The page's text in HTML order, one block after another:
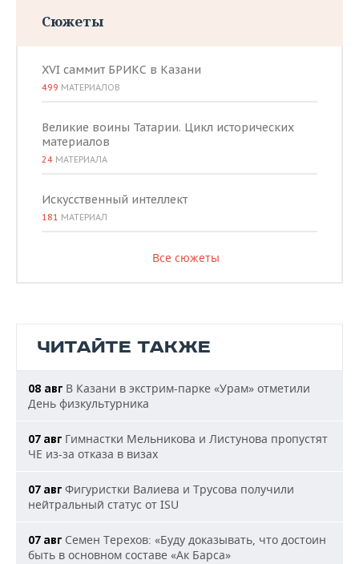
Сюжеты
XVI саммит БРИКС в Казани
499 МАТЕРИАЛОВ
Великие воины Татарии. Цикл исторических
материалов
24 МАТЕРИАЛА
Искусственный интеллект
181 МАТЕРИАЛ
Все сюжеты
ЧИТАЙТЕ ТАКЖЕ
08 авг В Казани в экстрим-парке «Урам» отметили
День физкультурника
07 авг Гимнастки Мельникова и Листунова пропустят
ЧЕ из-за отказа в визах
07 авг Фигуристки Валиева и Трусова получили
нейтральный статус от ISU
07 авг Семен Терехов: «Буду доказывать, что достоин
быть в основном составе «Ак Барса»